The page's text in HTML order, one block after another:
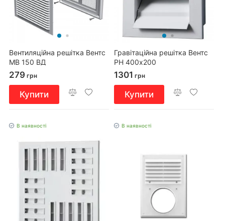
Вентиляційна решітка Вентс
МВ 150 ВД
279 грн
Купити
Гравітаційна решітка Вентс
РН 400х200
1301 грн
Купити
В наявності В наявності